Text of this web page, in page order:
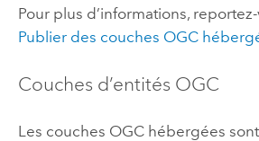
Pour plus d’informations,
Publier des couches OGC
Couches d’entités OGC
Les couches OGChébergées